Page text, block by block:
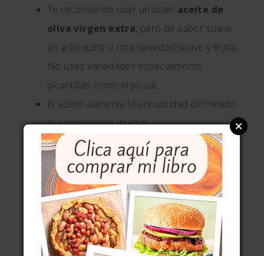
Te recomiendo usar un buen aceite de
oliva virgen extra, pero de sabor suave,
un arbequina u otra variedad suave y frutal.
No uses variedades especialmente
picantillas como el picual.
El aceite aumenta la untuosidad del helado,
te sorprenderá mucho.
LACHEFARECOMIENDA
Si te encantan los postres helados, te
recomiendo estehelado decrème fraîche, el
helado de miel, elhelado de avellana
casero, estetiramisú heladoo el clasiquísimo